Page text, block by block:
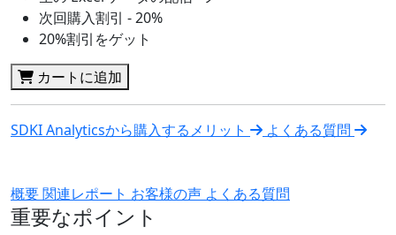
次回購入割引 - 20%
20%割引をゲット
カートに追加
SDKI Analyticsから購入するメリット よくある質問
概要関連レポート お客様の声 よくある質問
重要なポイント